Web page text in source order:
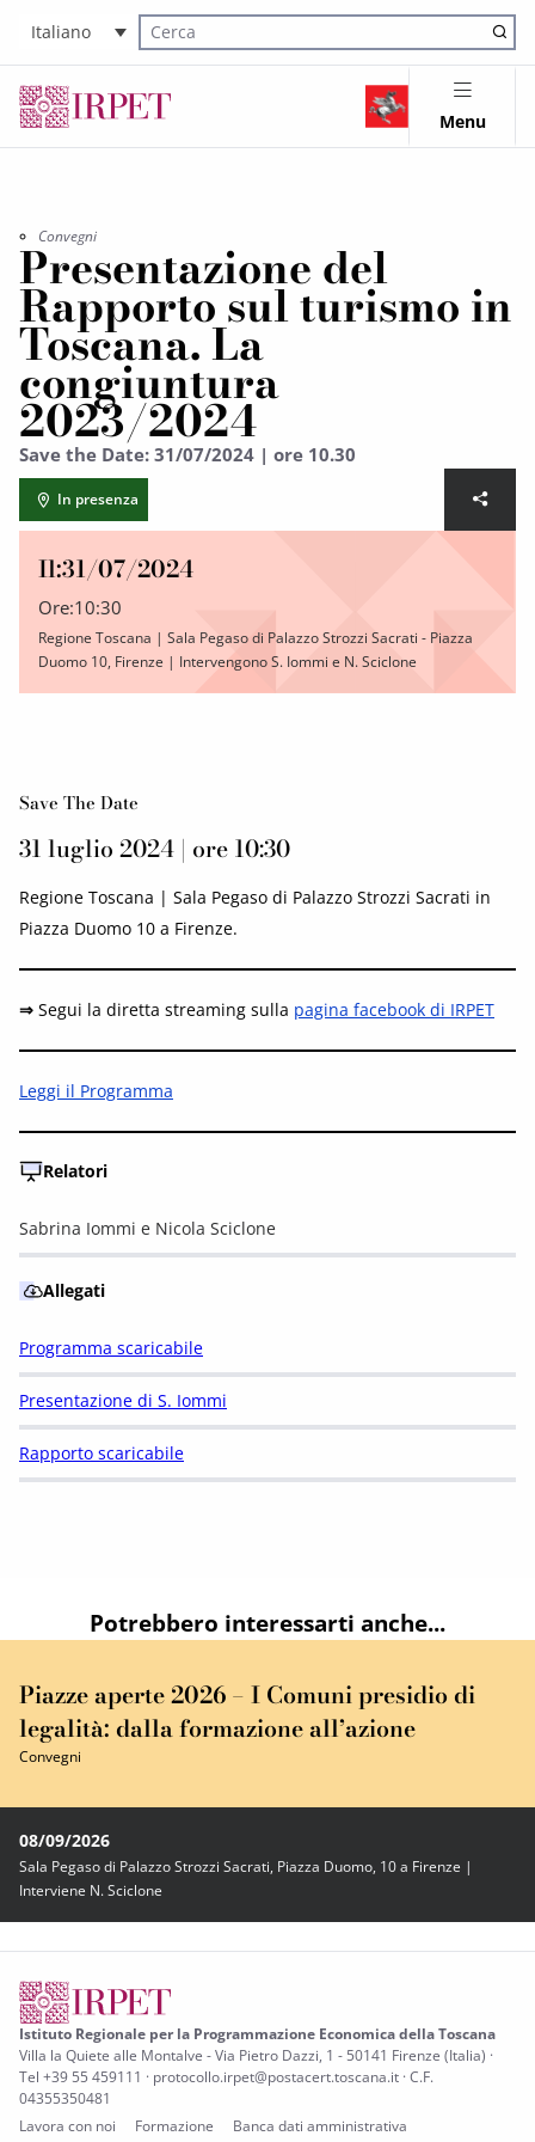
Italiano
Cerca nel sito
Menu
Convegni
Presentazione del
Rapporto sul turismo in
Toscana. La
congiuntura
2023/2024
Save the Date: 31/07/2024 | ore 10.30
In presenza
Il:31/07/2024
Ore:10:30
Regione Toscana | Sala Pegaso di Palazzo Strozzi Sacrati - Piazza
Duomo 10, Firenze | Intervengono S. Iommi e N. Sciclone
Save The Date
31 luglio 2024 | ore 10:30
Regione Toscana | Sala Pegaso di Palazzo Strozzi Sacrati in
Piazza Duomo 10 a Firenze.
⇒ Segui la diretta streaming sulla pagina facebook di IRPET
Leggi il Programma
Relatori
Sabrina Iommi e Nicola Sciclone
Allegati
Programma scaricabile
Presentazione di S. Iommi
Rapporto scaricabile
Potrebbero interessarti anche...
Piazze aperte 2026 – I Comuni presidio di
legalità: dalla formazione all’azione
Convegni
08/09/2026
Sala Pegaso di Palazzo Strozzi Sacrati, Piazza Duomo, 10 a Firenze |
Interviene N. Sciclone
Istituto Regionale per la Programmazione Economica della Toscana
Villa la Quiete alle Montalve - Via Pietro Dazzi, 1 - 50141 Firenze (Italia) ·
Tel +39 55 459111 · protocollo.irpet@postacert.toscana.it · C.F.
04355350481
Lavora con noi
Formazione Banca dati amministrativa